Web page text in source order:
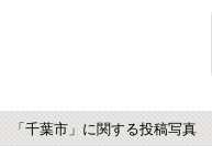
「千葉市」に関する投稿写真